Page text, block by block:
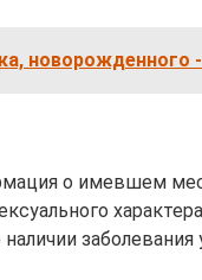
новорожденного
о имевшем